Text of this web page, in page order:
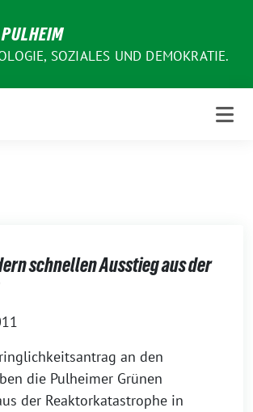
SOZIALES UND DEMOKRATIE.
schnellen Ausstieg aus der
an den
die Pulheimer Grünen
der Reaktorkatastrophe in